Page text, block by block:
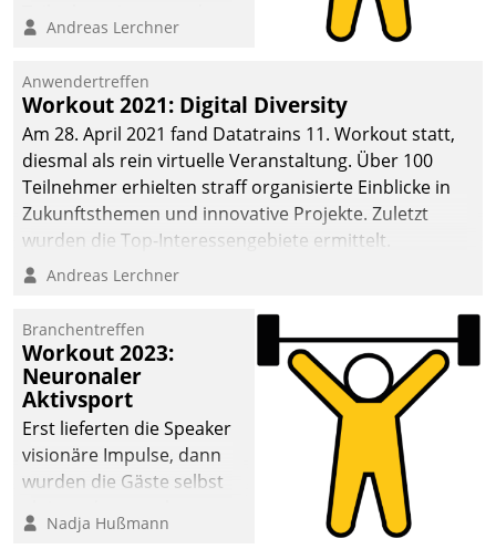
Teilnehmer kurzweilige
Cloud-Strategien und -
Lösungen mit hohem
Zukunftspotenzial.
Andreas Lerchner
Anwendertreffen
Workout 2021: Digital Diversity
Am 28. April 2021 fand Datatrains 11. Workout statt,
diesmal als rein virtuelle Veranstaltung. Über 100
Teilnehmer erhielten straff organisierte Einblicke in
Zukunftsthemen und innovative Projekte. Zuletzt
wurden die Top-Interessengebiete ermittelt.
Andreas Lerchner
Branchentreffen
Workout 2023:
Neuronaler
Aktivsport
Erst lieferten die Speaker
visionäre Impulse, dann
wurden die Gäste selbst
methodisch
Nadja Hußmann